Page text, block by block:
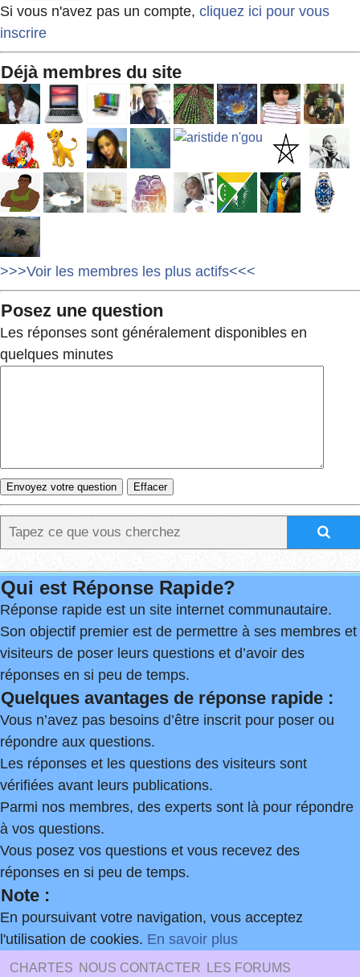
Si vous n'avez pas un compte, cliquez ici pour vous
inscrire
Déjà membres du site
>>>Voir les membres les plus actifs<<<
Posez une question
Les réponses sont généralement disponibles en
quelques minutes
Qui est Réponse Rapide?
Réponse rapide est un site internet communautaire.
Son objectif premier est de permettre à ses membres et
visiteurs de poser leurs questions et d’avoir des
réponses en si peu de temps.
Quelques avantages de réponse rapide :
Vous n’avez pas besoins d’être inscrit pour poser ou
répondre aux questions.
Les réponses et les questions des visiteurs sont
vérifiées avant leurs publications.
Parmi nos membres, des experts sont là pour répondre
à vos questions.
Vous posez vos questions et vous recevez des
réponses en si peu de temps.
Note :
En poursuivant votre navigation, vous acceptez
l'utilisation de cookies. En savoir plus
CHARTES NOUS CONTACTER LES FORUMS